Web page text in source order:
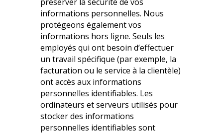
préserver la sécurité de vos
informations personnelles. Nous
protégeons également vos
informations hors ligne. Seuls les
employés qui ont besoin d’effectuer
un travail spécifique (par exemple, la
facturation ou le service à la clientèle)
ont accès aux informations
personnelles identifiables. Les
ordinateurs et serveurs utilisés pour
stocker des informations
personnelles identifiables sont